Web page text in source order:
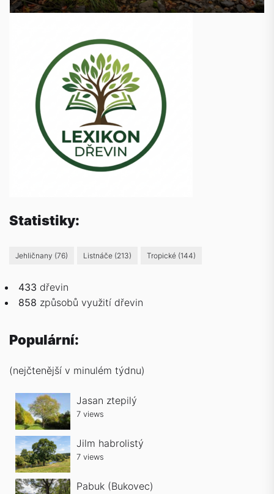
Statistiky:
Jehličnany (76) Listnáče (213) Tropické (144)
433 dřevin
858 způsobů využití dřevin
Populární:
(nejčtenější v minulém týdnu)
Jasan ztepilý
7 views
Jilm habrolistý
7 views
Pabuk (Bukovec)